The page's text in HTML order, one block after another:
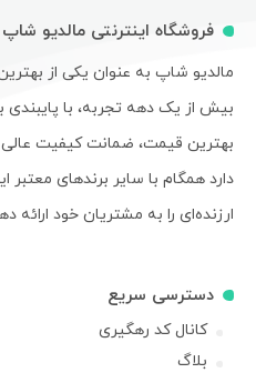
فروشگاه اینترنتی مالدیو شاپ
مالدیو شاپ به عنوان یکی از
بیش از یک دهه تجربه، با
بهترین قیمت، ضمانت کیفیت
دارد همگام با سایر برندهای معتبر
ارزنده‌ای را به مشتریان خود ارائه
دسترسی سریع
کانال کد رهگیری
بلاگ